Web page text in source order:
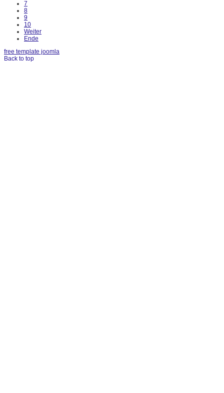
7
8
9
10
Weiter
Ende
free template joomla
Back to top